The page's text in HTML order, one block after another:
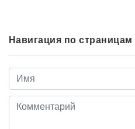
Навигация по страницам